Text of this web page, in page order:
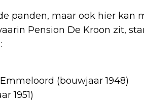
panden, maar ook hier kan
Pension De Kroon zit,
(bouwjaar 1948)
1951)